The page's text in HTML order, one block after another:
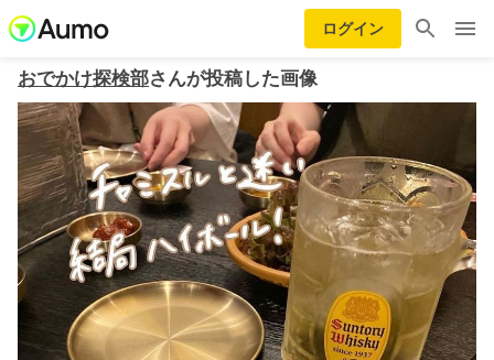
ログイン
おでかけ探検部さんが投稿した画像